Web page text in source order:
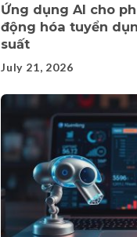
Ứng dụng AI cho
động hóa tuyển
suất
July 21, 2026